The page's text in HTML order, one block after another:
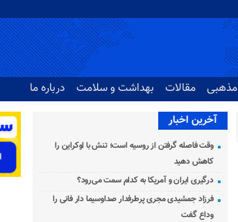
مذهبی مقالات بهداشت و سلامت درباره ما
آخرین اخبار
وقت فاصله گرفتن از روسیه است؛ تنش با اوکراین را
کاهش دهید
درگیری ایران و آمریکا به کدام سمت می‌رود؟
فرزاد جمشیدی مجری پرطرفدار صداوسیما دار فانی را
وداع گفت